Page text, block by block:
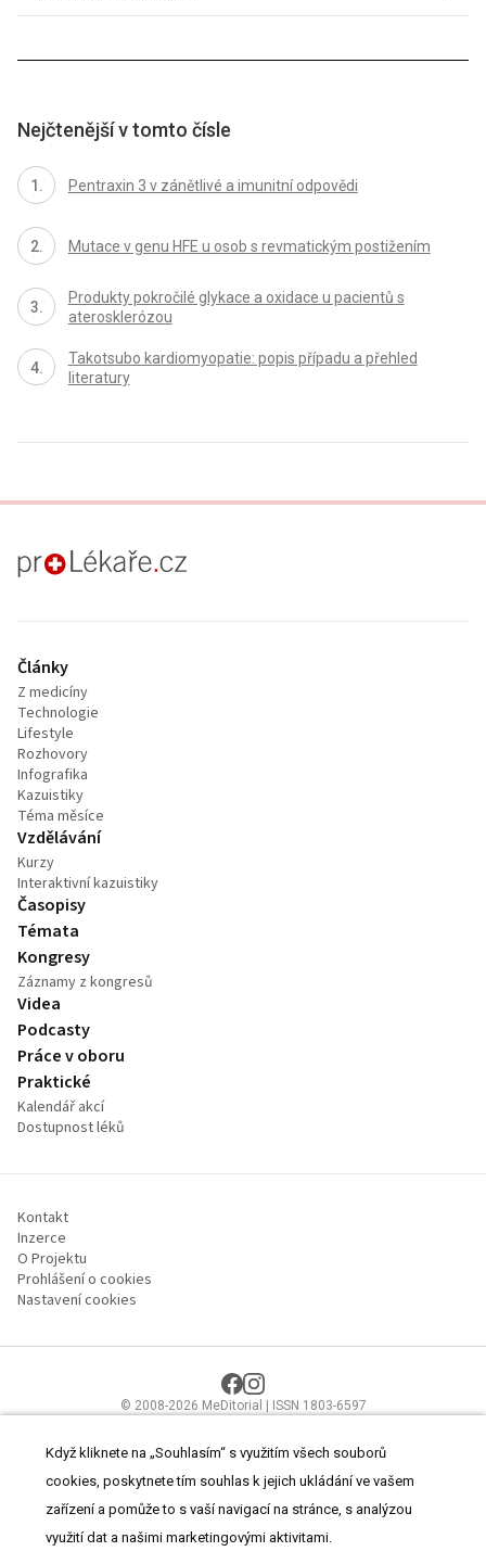
Nejčtenější v tomto čísle
Pentraxin 3 v zánětlivé a imunitní odpovědi
Mutace v genu HFE u osob s revmatickým postižením
Produkty pokročilé glykace a oxidace u pacientů s
aterosklerózou
Takotsubo kardiomyopatie: popis případu a přehled
literatury
proLékaře.cz
Články
Z medicíny
Technologie
Lifestyle
Rozhovory
Infografika
Kazuistiky
Téma měsíce
Vzdělávání
Kurzy
Interaktivní kazuistiky
Časopisy
Témata
Kongresy
Záznamy z kongresů
Videa
Podcasty
Práce v oboru
Praktické
Kalendář akcí
Dostupnost léků
Kontakt
Inzerce
O Projektu
Prohlášení o cookies
Nastavení cookies
© 2008-2026 MeDitorial | ISSN 1803-6597
zdravotnictví.Čtěte prohlášeníaZásady zpracování osobních údajů
Když kliknete na „Souhlasím“ s využitím všech souborů
cookies, poskytnete tím souhlas k jejich ukládání ve vašem
zařízení a pomůže to s vaší navigací na stránce, s analýzou
využití dat a našimi marketingovými aktivitami.